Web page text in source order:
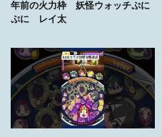
年前の火力枠 妖怪ウォッチぷに
ぷに レイ太